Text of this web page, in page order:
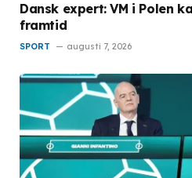
Dansk expert: VM i Polen
framtid
SPORT augusti 7, 2026